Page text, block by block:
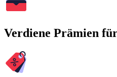
Verdiene Prämien